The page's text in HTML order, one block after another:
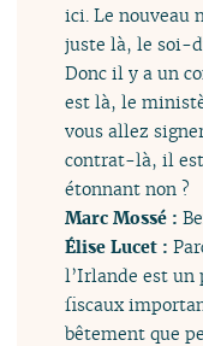
ici. Le nouveau
juste là, le soi-
Donc il y a un
est là, le
vous allez
contrat-là, il est
étonnant non ?
Marc Mossé :
Élise Lucet :
l’Irlande est un
fiscaux
bêtement que